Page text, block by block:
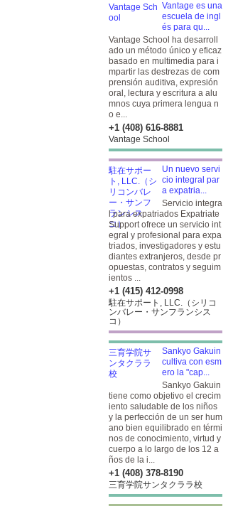
Vantage es una
escuela de ingl
és para qu...
Vantage School ha desarroll
ado un método único y eficaz
basado en multimedia para i
mpartir las destrezas de com
prensión auditiva, expresión
oral, lectura y escritura a alu
mnos cuya primera lengua n
o e...
+1 (408) 616-8881
Vantage School
Un nuevo servi
cio integral par
a expatria...
Servicio integra
l para expatriados Expatriate
Support ofrece un servicio int
egral y profesional para expa
triados, investigadores y estu
diantes extranjeros, desde pr
opuestas, contratos y seguim
ientos ...
+1 (415) 412-0998
駐在サポート, LLC.（シリコ
ンバレー・サンフランシス
コ）
Sankyo Gakuin
cultiva con esm
ero la "cap...
Sankyo Gakuin
tiene como objetivo el crecim
iento saludable de los niños
y la perfección de un ser hum
ano bien equilibrado en térmi
nos de conocimiento, virtud y
cuerpo a lo largo de los 12 a
ños de la i...
+1 (408) 378-8190
三育学院サンタクララ校